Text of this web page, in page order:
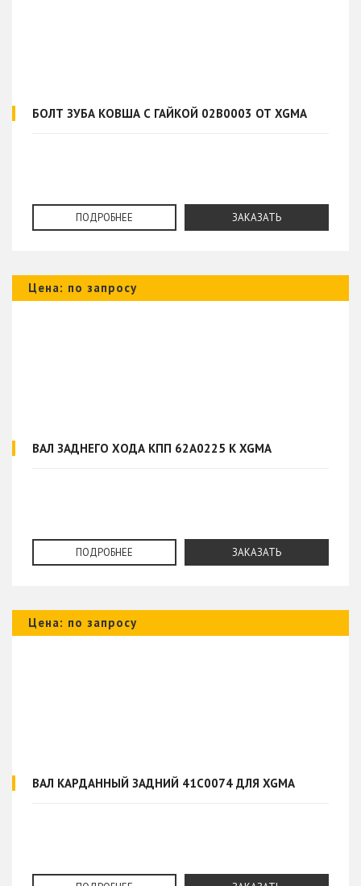
БОЛТ ЗУБА КОВША С ГАЙКОЙ 02B0003 ОТ XGMA
ПОДРОБНЕЕ ЗАКАЗАТЬ
Цена: по запросу
ВАЛ ЗАДНЕГО ХОДА КПП 62A0225 К XGMA
ПОДРОБНЕЕ ЗАКАЗАТЬ
Цена: по запросу
ВАЛ КАРДАННЫЙ ЗАДНИЙ 41C0074 ДЛЯ XGMA